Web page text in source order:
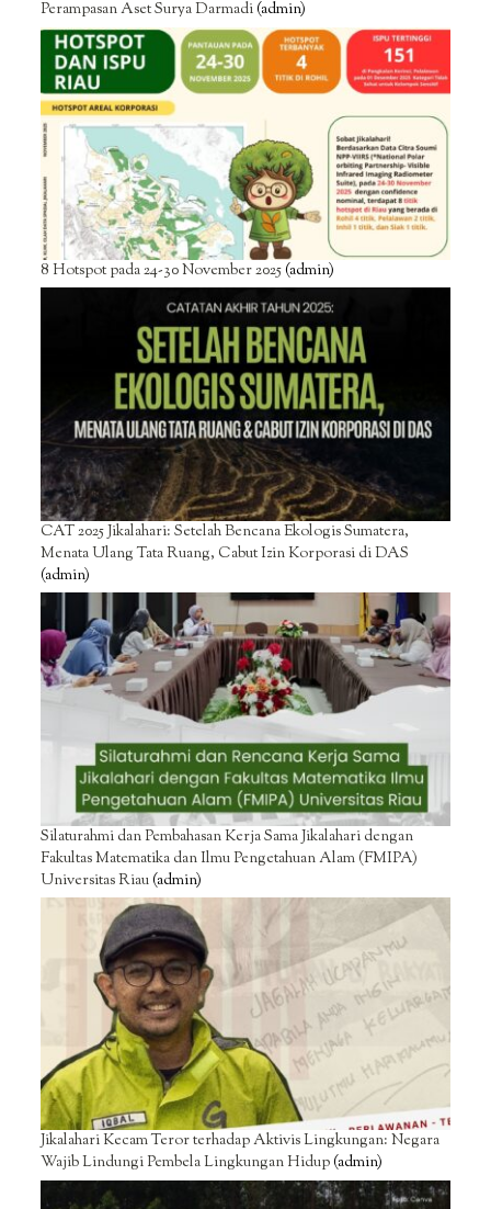
Perampasan Aset Surya Darmadi(admin)
8 Hotspot pada 24-30 November 2025(admin)
CAT 2025 Jikalahari: Setelah Bencana Ekologis Sumatera,
Menata Ulang Tata Ruang, Cabut Izin Korporasi di DAS
(admin)
Silaturahmi dan Pembahasan Kerja Sama Jikalahari dengan
Fakultas Matematika dan Ilmu Pengetahuan Alam (FMIPA)
Universitas Riau(admin)
Jikalahari Kecam Teror terhadap Aktivis Lingkungan: Negara
Wajib Lindungi Pembela Lingkungan Hidup(admin)